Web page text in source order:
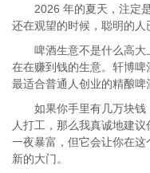
2026 年的夏天，注定
还在观望的时候，聪明的人
啤酒生意不是什么高
在在赚到钱的生意。轩博
最适合普通人创业的精酿啤
如果你手里有几万块钱
人打工，那么我真诚地建
一夜暴富，但它会让你在
新的大门。